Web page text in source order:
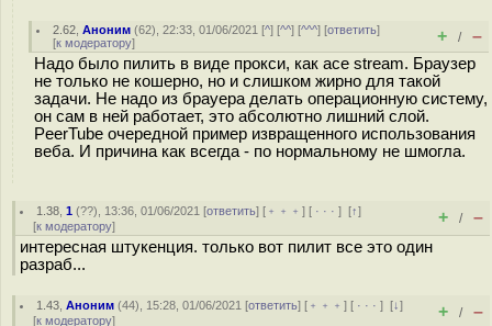
2.62 ,Аноним (62), 22:33, 01/06/2021 [^] [^^] [^^^] [ответить]
[к модератору] + / –
Надо было пилить в виде прокси, как ace stream. Браузер
не только не кошерно, но и слишком жирно для такой
задачи. Не надо из брауера делать операционную систему,
он сам в ней работает, это абсолютно лишний слой.
PeerTube очередной пример извращенного использования
веба. И причина как всегда - по нормальному не шмогла.
1.38 ,1 (??), 13:36, 01/06/2021 [ответить] [ ﹢﹢﹢] [ · · ·][↑]
[к модератору] + / –
интересная штукенция. только вот пилит все это один
разраб...
1.43 ,Аноним (44), 15:28, 01/06/2021 [ответить] [ ﹢﹢﹢] [ · · ·][↓]
[к модератору] + / –